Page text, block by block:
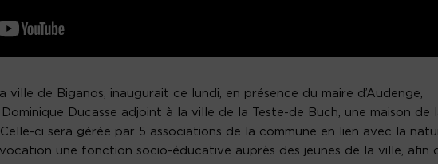
ville de Biganos, inaugurait ce lundi, en présence du maire d’Audenge,
Ducasse adjoint à la ville de la Teste-de Buch, une maison de
ci sera gérée par 5 associations de la commune en lien avec la
une fonction socio-éducative auprès des jeunes de la ville, afin